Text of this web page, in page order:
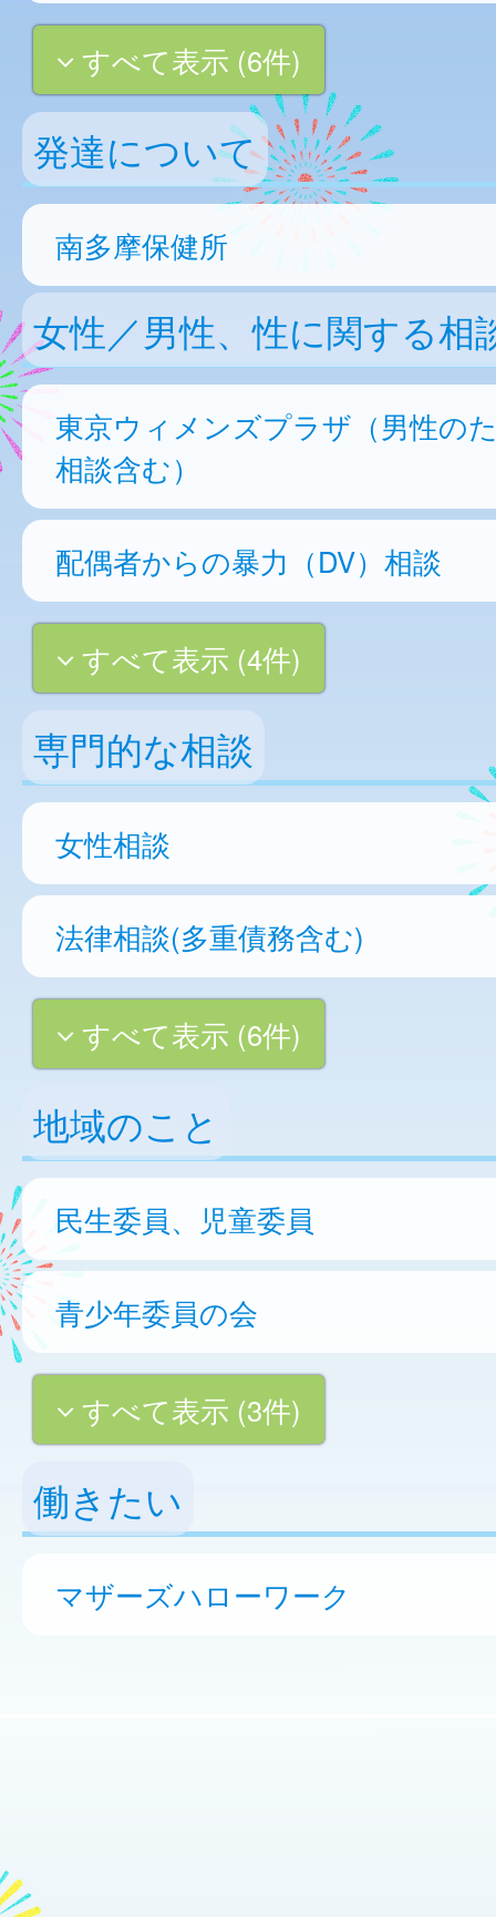
すべて表示 (6件)
発達について
南多摩保健所
女性／男性、性に関する相
東京ウィメンズプラザ（男性の
相談含む）
配偶者からの暴力（DV）相談
すべて表示 (4件)
専門的な相談
女性相談
法律相談(多重債務含む)
すべて表示 (6件)
地域のこと
民生委員、児童委員
青少年委員の会
すべて表示 (3件)
働きたい
マザーズハローワーク